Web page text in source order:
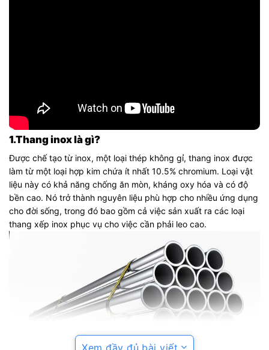
1.Thang inox là gì?
Được chế tạo từ inox, một loại thép không gỉ, thang inox được
làm từ một loại hợp kim chứa ít nhất 10.5% chromium. Loại vật
liệu này có khả năng chống ăn mòn, kháng oxy hóa và có độ
bền cao. Nó trở thành nguyên liệu phù hợp cho nhiều ứng dụng
cho đời sống, trong đó bao gồm cả việc sản xuất ra các loại
thang xếp inox phục vụ cho việc cần phải leo cao.